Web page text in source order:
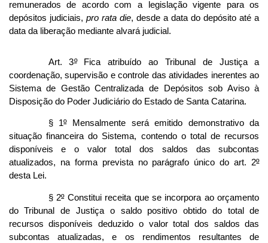
remunerados de acordo com a legislação vigente para os
depósitos judiciais, pro rata die, desde a data do depósito até a
data da liberação mediante alvará judicial.
Art. 3ºFica atribuído ao Tribunal de Justiça a
coordenação, supervisão e controle das atividades inerentes ao
Sistema de Gestão Centralizada de Depósitos sob Aviso à
Disposição do Poder Judiciário do Estado de Santa Catarina.
§ 1ºMensalmente será emitido demonstrativo da
situação financeira do Sistema, contendo o total de recursos
disponíveis e o valor total dos saldos das subcontas
atualizados, na forma prevista no parágrafo único do art. 2º
desta Lei.
§ 2ºConstitui receita que se incorpora ao orçamento
do Tribunal de Justiça o saldo positivo obtido do total de
recursos disponíveis deduzido o valor total dos saldos das
subcontas atualizadas, e os rendimentos resultantes de